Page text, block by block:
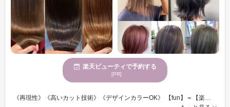
楽天ビューティで予約する
[PR]
《再現性》《高いカット技術》《デザインカラーOK》 【fun】＝【楽しみ】美容室に行くのが楽しみになるように、美容室帰りのお出かけが楽しみになるように】 「骨格×髪質」を見極め、計算しつくされたカット技術をご提供します☆彡ご自宅でのスタイリングも楽々だから嬉しい♪♪ 一人ひとりの骨格にフィットするオーダーメイドなスタイルに♪ 「アディクシーカラー」「ヴィーガンカラー」など種類豊富なカラーにも対応。 TOKIOインカラミトリートメントなどケアメニューも揃えています。 お客様にピッタリのメニューで◆なりたいスタイル◆を叶えます☆彡